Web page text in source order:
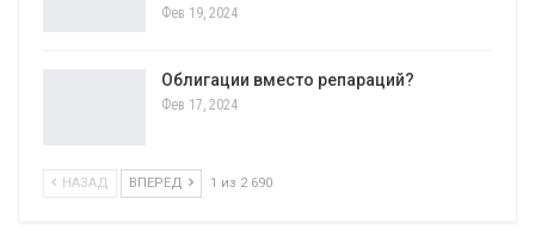
Фев 19, 2024
Облигации вместо репараций?
Фев 17, 2024
НАЗАД ВПЕРЕД 1 из 2 690